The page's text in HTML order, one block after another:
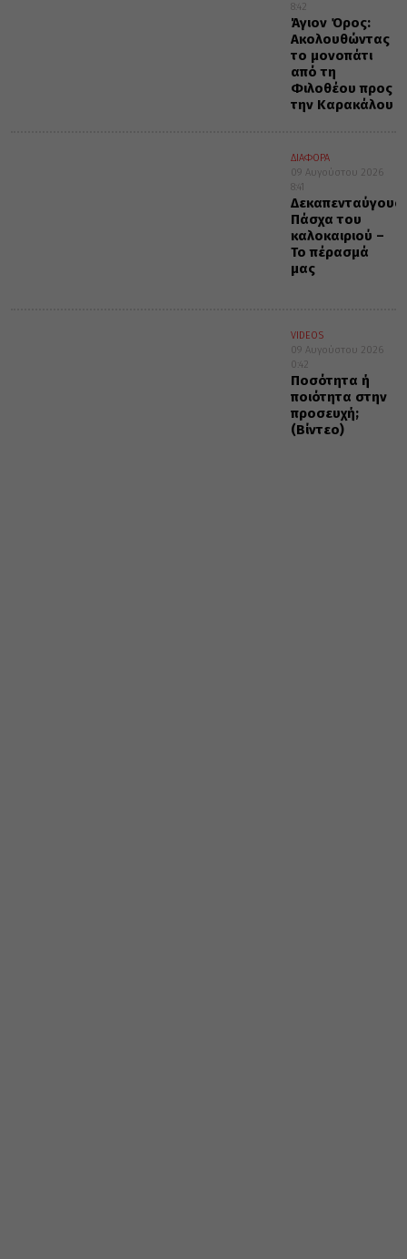
8:42
Άγιον Όρος:
Ακολουθώντας
το μονοπάτι
από τη
Φιλοθέου προς
την Καρακάλου
ΔΙΑΦΟΡΑ
09 Αυγούστου 2026
8:41
Πάσχα του
καλοκαιριού –
Το πέρασμά
μας
VIDEOS
09 Αυγούστου 2026
0:42
Ποσότητα ή
ποιότητα στην
προσευχή;
(Βίντεο)